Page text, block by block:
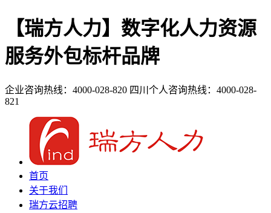
【瑞方人力】数字化人力资源
服务外包标杆品牌
企业咨询热线：4000-028-820 四川个人咨询热线：4000-028-
821
首页
关于我们
瑞方云招聘